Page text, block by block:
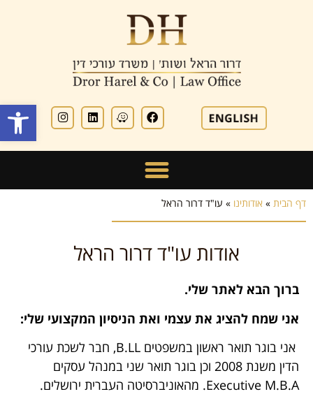
פתח
דף הבית » אודותינו » עו"ד דרור הראל
אודות עו"ד דרור הראל
ברוך הבא לאתר שלי.
אני שמח להציג את עצמי ואת הניסיון המקצועי שלי:
אני בוגר תואר ראשון במשפטים B.LL, חבר לשכת עורכי
הדין משנת 2008 וכן בוגר תואר שני במנהל עסקים
Executive M.B.A. מהאוניברסיטה העברית ירושלים.